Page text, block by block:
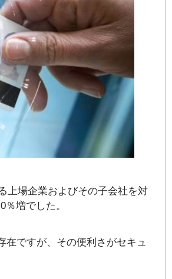
上場企業およびその子会社を対
増でした。
ですが、その便利さがセキュ